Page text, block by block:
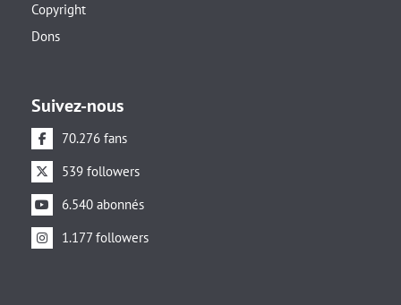
Copyright
Dons
Suivez-nous
70.276 fans
539 followers
6.540 abonnés
1.177 followers